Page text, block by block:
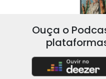
Ouça o